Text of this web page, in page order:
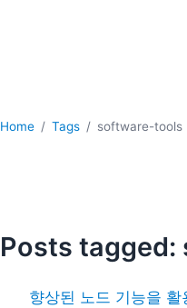
Home Tags software-tools
Posts
향상된 노드 기능을